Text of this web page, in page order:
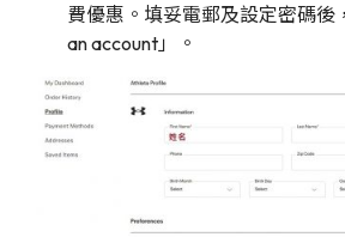
費優惠。填妥電郵及設定密碼後
an account」。